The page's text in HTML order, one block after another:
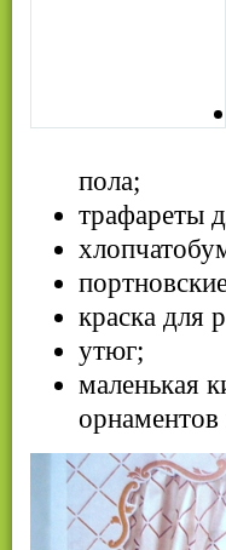
пола;
трафареты
краска для
утюг;
маленькая
орнаментов